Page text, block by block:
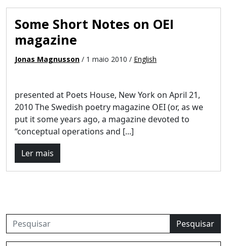
Some Short Notes on OEI
magazine
Jonas Magnusson / 1 maio 2010 / English
presented at Poets House, New York on April 21,
2010 The Swedish poetry magazine OEI (or, as we
put it some years ago, a magazine devoted to
“conceptual operations and [...]
Ler mais
Pesquisar